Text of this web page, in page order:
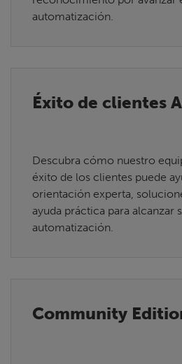
automatización.
Éxito de clientes
Descubra cómo nuestro
éxito de los clientes puede
orientación experta,
ayuda práctica para alcanzar
automatización.
Community